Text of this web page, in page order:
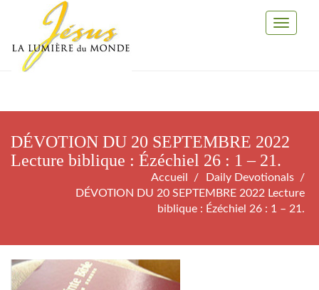
Toggle
DÉVOTION DU 20 SEPTEMBRE 2022
Lecture biblique : Ézéchiel 26 : 1 – 21.
Accueil
Daily Devotionals
DÉVOTION DU 20 SEPTEMBRE 2022 Lecture
biblique : Ézéchiel 26 : 1 – 21.